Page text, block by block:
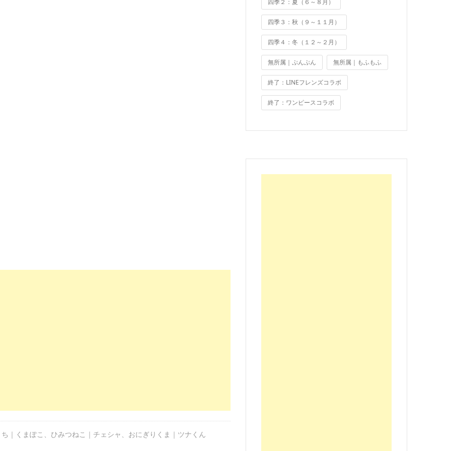
｜くまぽこ 、 ひみつねこ｜チェシャ 、 おにぎりくま｜ツナくん
四季２：夏（６～８月）
四季３：秋（９～１１月）
四季４：冬（１２～２月）
無所属｜ぷんぷん 無所属｜もふもふ
終了：LINEフレンズコラボ
終了：ワンピースコラボ